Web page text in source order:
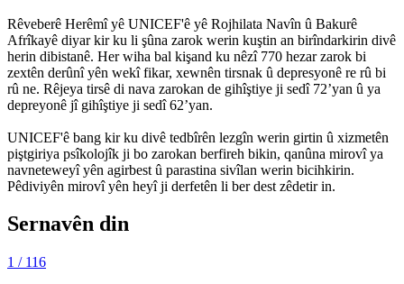
Rêveberê Herêmî yê UNICEF'ê yê Rojhilata Navîn û Bakurê
Afrîkayê diyar kir ku li şûna zarok werin kuştin an birîndarkirin divê
herin dibistanê. Her wiha bal kişand ku nêzî 770 hezar zarok bi
zextên derûnî yên wekî fikar, xewnên tirsnak û depresyonê re rû bi
rû ne. Rêjeya tirsê di nava zarokan de gihîştiye ji sedî 72’yan û ya
depreyonê jî gihîştiye ji sedî 62’yan.
UNICEF'ê bang kir ku divê tedbîrên lezgîn werin girtin û xizmetên
piştgiriya psîkolojîk ji bo zarokan berfireh bikin, qanûna mirovî ya
navneteweyî yên agirbest û parastina sivîlan werin bicihkirin.
Pêdiviyên mirovî yên heyî ji derfetên li ber dest zêdetir in.
Sernavên din
1 / 116